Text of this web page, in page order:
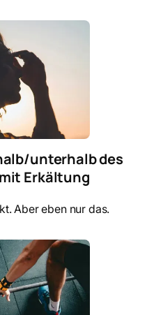
unterhalb des
Erkältung
Aber eben nur das.